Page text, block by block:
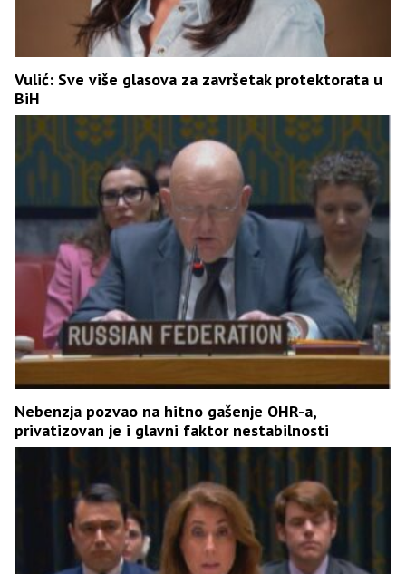
Vulić: Sve više glasova za završetak protektorata u
BiH
Nebenzja pozvao na hitno gašenje OHR-a,
privatizovan je i glavni faktor nestabilnosti